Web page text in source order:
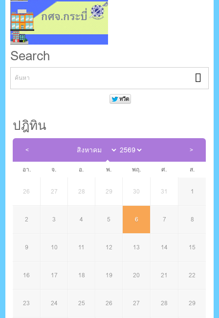
Search
ปฎิทิน
อา. จ. อ. พ. พฤ. ศ. ส.
26 27 28 29 30 31 1
2 3 4 5 6 7 8
9 10 11 12 13 14 15
16 17 18 19 20 21 22
23 24 25 26 27 28 29